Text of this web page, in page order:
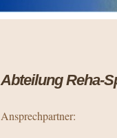
Abteilung Reha-
Ansprechpartner: